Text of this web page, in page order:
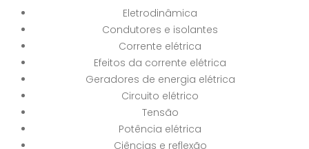
Eletrodinâmica
Condutores e isolantes
Corrente elétrica
Efeitos da corrente elétrica
Geradores de energia elétrica
Circuito elétrico
Tensão
Potência elétrica
Ciências e reflexão